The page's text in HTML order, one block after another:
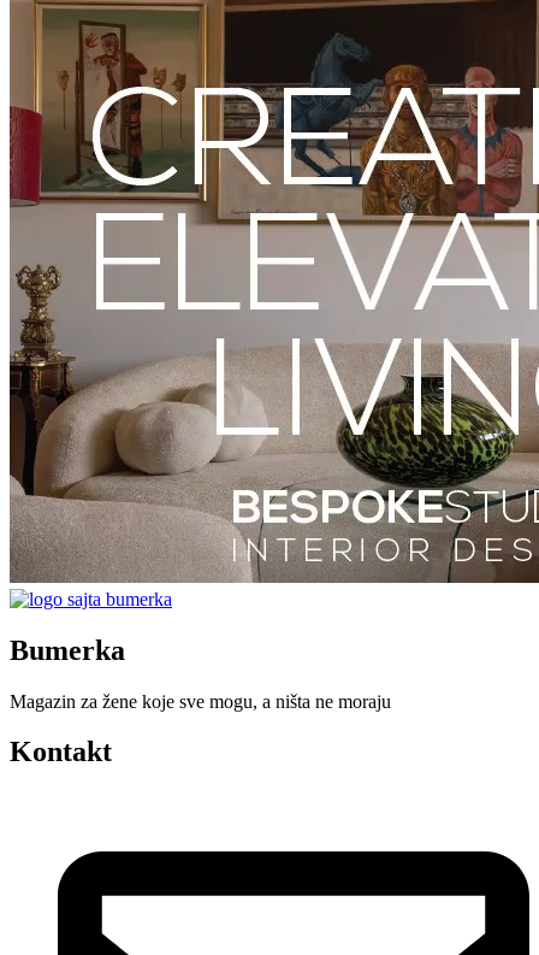
Bumerka
Magazin za žene koje sve mogu, a ništa ne moraju
Kontakt